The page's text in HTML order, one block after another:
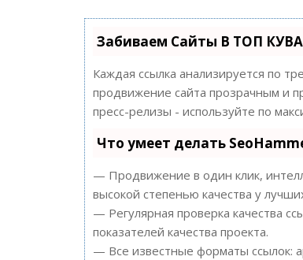
Забиваем Сайты В ТОП
Каждая ссылка анализируется по
продвижение сайта прозрачным и
пресс-релизы - используйте по
Что умеет делать
— Продвижение в один клик,
высокой степенью качества у
— Регулярная проверка качества
показателей качества проекта.
— Все известные форматы ссылок: